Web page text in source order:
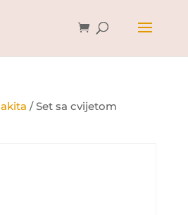
/ Set sa cvijetom